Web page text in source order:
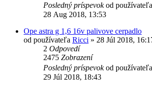
Posledný príspevokod používateľa
28 Aug 2018, 13:53
Ope astra g 1,6 16v palivove cerpadlo
od používateľa Ricci » 28 Júl 2018,
2 Odpovedí
2475 Zobrazení
Posledný príspevokod používateľa
29 Júl 2018, 18:43